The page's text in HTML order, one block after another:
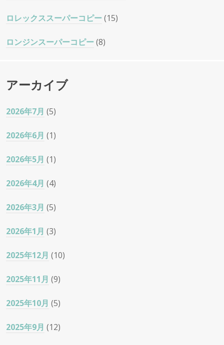
ロレックススーパーコピー(15)
ロンジンスーパーコピー(8)
アーカイブ
2026年7月 (5)
2026年6月 (1)
2026年5月 (1)
2026年4月 (4)
2026年3月 (5)
2026年1月 (3)
2025年12月 (10)
2025年11月 (9)
2025年10月 (5)
2025年9月 (12)